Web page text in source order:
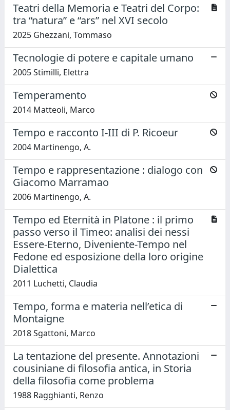
Teatri della Memoria e Teatri del Corpo:
tra “natura” e “ars” nel XVI secolo
2025 Ghezzani, Tommaso
Tecnologie di potere e capitale umano
2005 Stimilli, Elettra
Temperamento
2014 Matteoli, Marco
Tempo e racconto I-III di P. Ricoeur
2004 Martinengo, A.
Tempo e rappresentazione : dialogo con
Giacomo Marramao
2006 Martinengo, A.
Tempo ed Eternità in Platone : il primo
passo verso il Timeo: analisi dei nessi
Essere-Eterno, Diveniente-Tempo nel
Fedone ed esposizione della loro origine
Dialettica
2011 Luchetti, Claudia
Tempo, forma e materia nell’etica di
Montaigne
2018 Sgattoni, Marco
La tentazione del presente. Annotazioni
cousiniane di filosofia antica, in Storia
della filosofia come problema
1988 Ragghianti, Renzo